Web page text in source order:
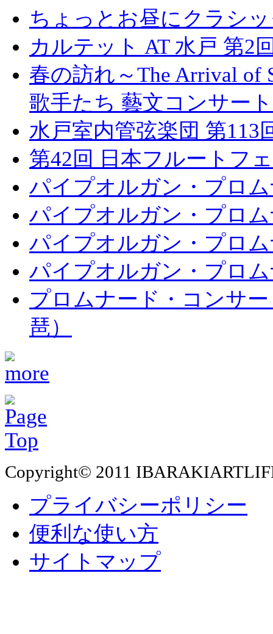
ちょっとお昼にクラシ
カルテット AT 水戸 第2
春の訪れ～The Arrival of
歌手たち 藝文コンサート
水戸室内管弦楽団 第113
第42回 日本フルートフ
パイプオルガン・プロ
パイプオルガン・プロ
パイプオルガン・プロ
パイプオルガン・プロ
プロムナード・コンサ
琶）
Copyright© 2011
プライバシーポリシー
便利な使い方
サイトマップ